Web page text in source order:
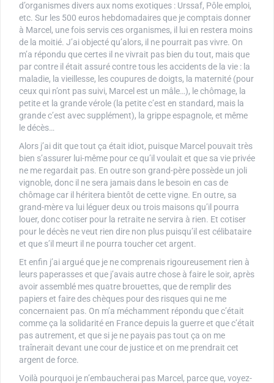
d’organismes divers aux noms exotiques : Urssaf, Pôle emploi,
etc. Sur les 500 euros hebdomadaires que je comptais donner
à Marcel, une fois servis ces organismes, il lui en restera moins
de la moitié. J’ai objecté qu’alors, il ne pourrait pas vivre. On
m’a répondu que certes il ne vivrait pas bien du tout, mais que
par contre il était assuré contre tous les accidents de la vie : la
maladie, la vieillesse, les coupures de doigts, la maternité (pour
ceux qui n’ont pas suivi, Marcel est un mâle…), le chômage, la
petite et la grande vérole (la petite c’est en standard, mais la
grande c’est avec supplément), la grippe espagnole, et même
le décès…
Alors j’ai dit que tout ça était idiot, puisque Marcel pouvait très
bien s’assurer lui-même pour ce qu’il voulait et que sa vie privée
ne me regardait pas. En outre son grand-père possède un joli
vignoble, donc il ne sera jamais dans le besoin en cas de
chômage car il héritera bientôt de cette vigne. En outre, sa
grand-mère va lui léguer deux ou trois maisons qu’il pourra
louer, donc cotiser pour la retraite ne servira à rien. Et cotiser
pour le décès ne veut rien dire non plus puisqu’il est célibataire
et que s’il meurt il ne pourra toucher cet argent.
Et enfin j’ai argué que je ne comprenais rigoureusement rien à
leurs paperasses et que j’avais autre chose à faire le soir, après
avoir assemblé mes quatre brouettes, que de remplir des
papiers et faire des chèques pour des risques qui ne me
concernaient pas. On m’a méchamment répondu que c’était
comme ça la solidarité en France depuis la guerre et que c’était
pas autrement, et que si je ne payais pas tout ça on me
traînerait devant une cour de justice et on me prendrait cet
argent de force.
Voilà pourquoi je n’embaucherai pas Marcel, parce que, voyez-